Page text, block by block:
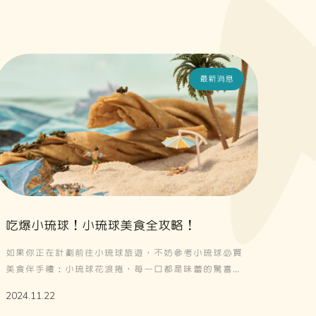
最新消息
吃爆小琉球！小琉球美食全攻略！
如果你正在計劃前往小琉球旅遊，不妨參考小琉球必買
美食伴手禮：小琉球花浪捲，每一口都是味蕾的驚喜。
如麻花捲、飛魚卵XO醬及鬼頭刀魚酥條等。這些小琉
2024.11.22